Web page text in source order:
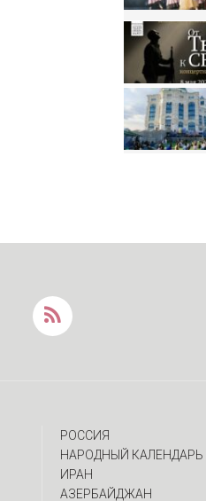
РОССИЯ
НАРОДНЫЙ КАЛЕНДАРЬ
ИРАН
АЗЕРБАЙДЖАН